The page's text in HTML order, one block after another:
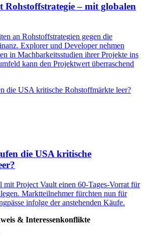
Rohstoffstrategie – mit globalen
an Rohstoffstrategien gegen die
Explorer und Developer nehmen
in Machbarkeitsstudien ihrer Projekte ins
kann den Projektwert überraschend
die USA kritische
Project Vault einen 60-Tages-Vorrat für
Marktteilnehmer fürchten nun für
infolge der anstehenden Käufe.
& Interessenkonflikte